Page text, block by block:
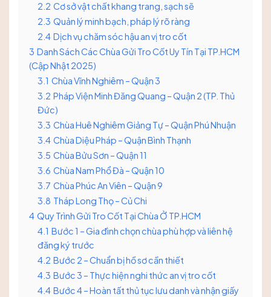
2.2 Cơ sở vật chất khang trang, sạch sẽ
2.3 Quản lý minh bạch, pháp lý rõ ràng
2.4 Dịch vụ chăm sóc hậu an vị tro cốt
3 Danh Sách Các Chùa Gửi Tro Cốt Uy Tín Tại TP.HCM
(Cập Nhật 2025)
3.1 Chùa Vĩnh Nghiêm – Quận 3
3.2 Pháp Viện Minh Đăng Quang – Quận 2 (TP. Thủ
Đức)
3.3 Chùa Huê Nghiêm Giảng Tự – Quận Phú Nhuận
3.4 Chùa Diệu Pháp – Quận Bình Thạnh
3.5 Chùa Bửu Sơn – Quận 11
3.6 Chùa Nam Phổ Đà – Quận 10
3.7 Chùa Phúc An Viên – Quận 9
3.8 Tháp Long Thọ – Củ Chi
4 Quy Trình Gửi Tro Cốt Tại Chùa Ở TP.HCM
4.1 Bước 1 – Gia đình chọn chùa phù hợp và liên hệ
đăng ký trước
4.2 Bước 2 – Chuẩn bị hồ sơ cần thiết
4.3 Bước 3 – Thực hiện nghi thức an vị tro cốt
4.4 Bước 4 – Hoàn tất thủ tục lưu danh và nhận giấy